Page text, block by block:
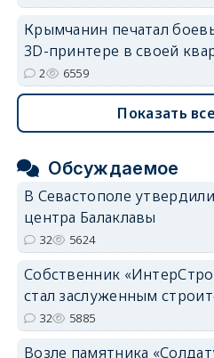
Крымчанин печатал
3D-принтере в своей
2 6559
Показать
Обсуждаемое
В Севастополе
центра Балаклавы
32 5624
Собственник
стал заслуженным
32 5885
Возле памятника